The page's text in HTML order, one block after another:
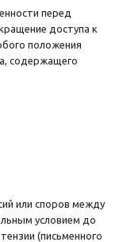
перед
доступа к
положения
содержащего
или споров между
условием до
(письменного